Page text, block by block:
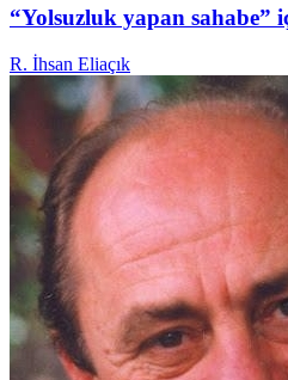
“Yolsuzluk yapan sahabe”
R. İhsan Eliaçık